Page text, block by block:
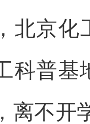
北京化
科普基
离不开